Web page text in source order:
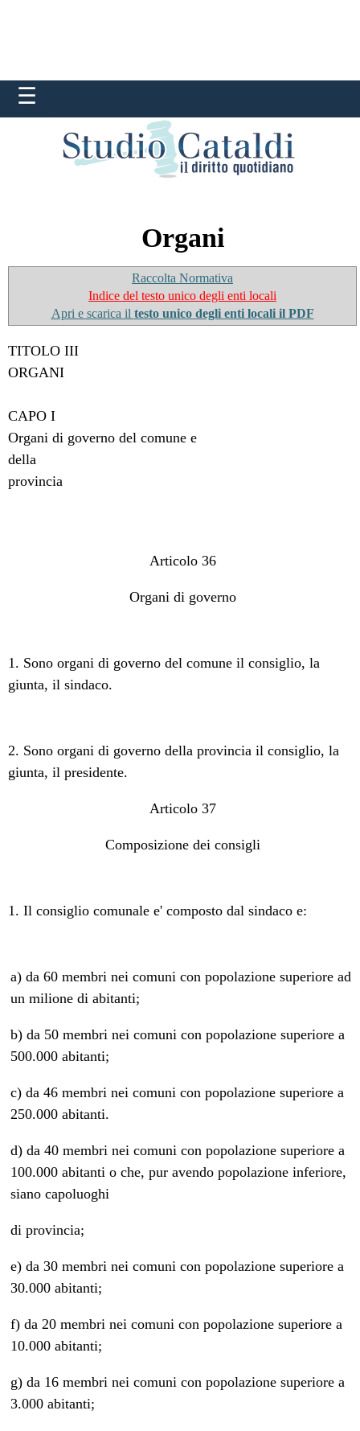
Organi
Raccolta Normativa
Indice del testo unico degli enti locali
Apri e scarica il testo unico degli enti locali il PDF
TITOLO III
ORGANI
CAPO I
Organi di governo del comune e
della
provincia
Articolo 36
Organi di governo
1. Sono organi di governo del comune il consiglio, la
giunta, il sindaco.
2. Sono organi di governo della provincia il consiglio, la
giunta, il presidente.
Articolo 37
Composizione dei consigli
1. Il consiglio comunale e' composto dal sindaco e:
a) da 60 membri nei comuni con popolazione superiore ad
un milione di abitanti;
b) da 50 membri nei comuni con popolazione superiore a
500.000 abitanti;
c) da 46 membri nei comuni con popolazione superiore a
250.000 abitanti.
d) da 40 membri nei comuni con popolazione superiore a
100.000 abitanti o che, pur avendo popolazione inferiore,
siano capoluoghi
di provincia;
e) da 30 membri nei comuni con popolazione superiore a
30.000 abitanti;
f) da 20 membri nei comuni con popolazione superiore a
10.000 abitanti;
g) da 16 membri nei comuni con popolazione superiore a
3.000 abitanti;